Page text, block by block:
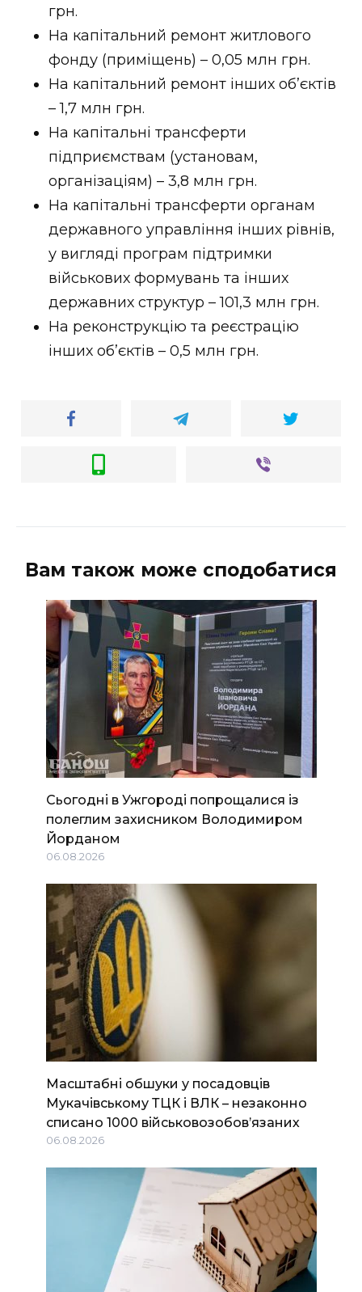
грн.
На капітальний ремонт житлового
фонду (приміщень) – 0,05 млн грн.
На капітальний ремонт інших об’єктів
– 1,7 млн грн.
На капітальні трансферти
підприємствам (установам,
організаціям) – 3,8 млн грн.
На капітальні трансферти органам
державного управління інших рівнів,
у вигляді програм підтримки
військових формувань та інших
державних структур – 101,3 млн грн.
На реконструкцію та реєстрацію
інших об’єктів – 0,5 млн грн.
Вам також може сподобатися
Сьогодні в Ужгороді попрощалися із
полеглим захисником Володимиром
Йорданом
06.08.2026
Масштабні обшуки у посадовців
Мукачівському ТЦК і ВЛК – незаконно
списано 1000 військовозобов’язаних
06.08.2026